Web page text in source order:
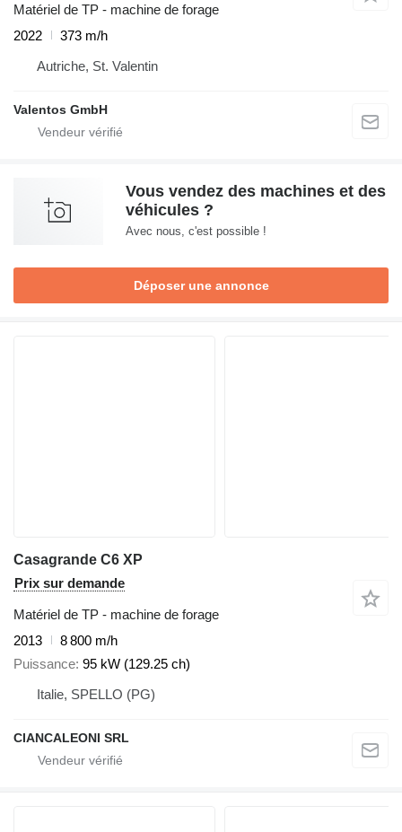
Matériel de TP - machine de forage
2022
373 m/h
Autriche, St. Valentin
Valentos GmbH
Vous vendez des machines et des
véhicules ?
Avec nous, c'est possible !
Déposer une annonce
Casagrande C6 XP
Prix sur demande
Matériel de TP - machine de forage
2013
8 800 m/h
Puissance 95 kW (129.25 ch)
Italie, SPELLO (PG)
CIANCALEONI SRL